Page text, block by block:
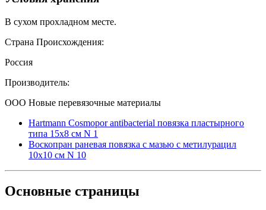
В сухом прохладном месте.
Страна Происхождения:
Россия
Производитель:
ООО Новые перевязочные материалы
Hartmann Cosmopor antibacterial повязка пластырного
типа 15х8 см N 1
Воскопран раневая повязка с мазью с метилурацил
10x10 см N 10
Основные страницы